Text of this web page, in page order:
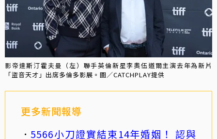
影帝達斯汀霍夫曼（左）聯手英倫新星李奧伍道爾主演去年為新片
「盜音天才」出席多倫多影展。圖／CATCHPLAY提供
更多新聞報導
5566小刀證實結束14年婚姻！ 認與